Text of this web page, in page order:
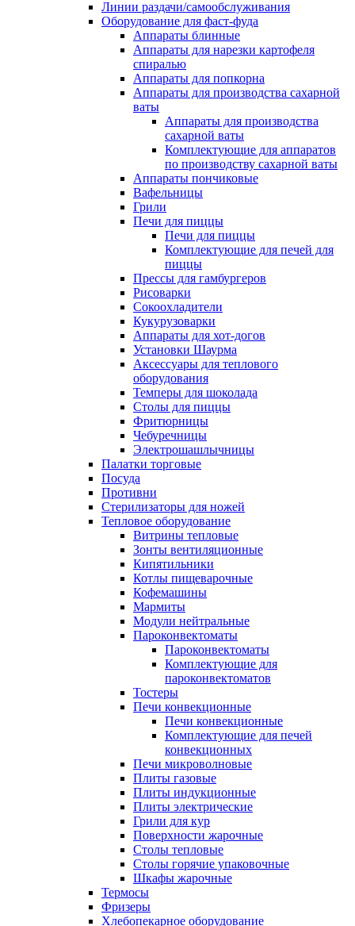
Линии раздачи/самообслуживания
Оборудование для фаст-фуда
Аппараты блинные
Аппараты для нарезки картофеля
спиралью
Аппараты для попкорна
Аппараты для производства сахарной
ваты
Аппараты для производства
сахарной ваты
Комплектующие для аппаратов
по производству сахарной ваты
Аппараты пончиковые
Вафельницы
Грили
Печи для пиццы
Печи для пиццы
Комплектующие для печей для
пиццы
Прессы для гамбургеров
Рисоварки
Сокоохладители
Кукурузоварки
Аппараты для хот-догов
Установки Шаурма
Аксессуары для теплового
оборудования
Темперы для шоколада
Столы для пиццы
Фритюрницы
Чебуречницы
Электрошашлычницы
Палатки торговые
Посуда
Противни
Стерилизаторы для ножей
Тепловое оборудование
Витрины тепловые
Зонты вентиляционные
Кипятильники
Котлы пищеварочные
Кофемашины
Мармиты
Модули нейтральные
Пароконвектоматы
Пароконвектоматы
Комплектующие для
пароконвектоматов
Тостеры
Печи конвекционные
Печи конвекционные
Комплектующие для печей
конвекционных
Печи микроволновые
Плиты газовые
Плиты индукционные
Плиты электрические
Грили для кур
Поверхности жарочные
Столы тепловые
Столы горячие упаковочные
Шкафы жарочные
Термосы
Фризеры
Хлебопекарное оборудование